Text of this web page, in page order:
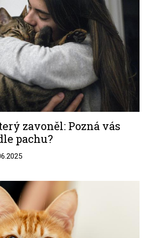
zavoněl: Pozná vás
pachu?